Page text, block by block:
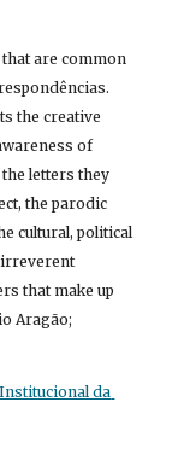
are common
the creative
of
letters they
the parodic
cultural, political
irreverent
that make up
Aragão;
da